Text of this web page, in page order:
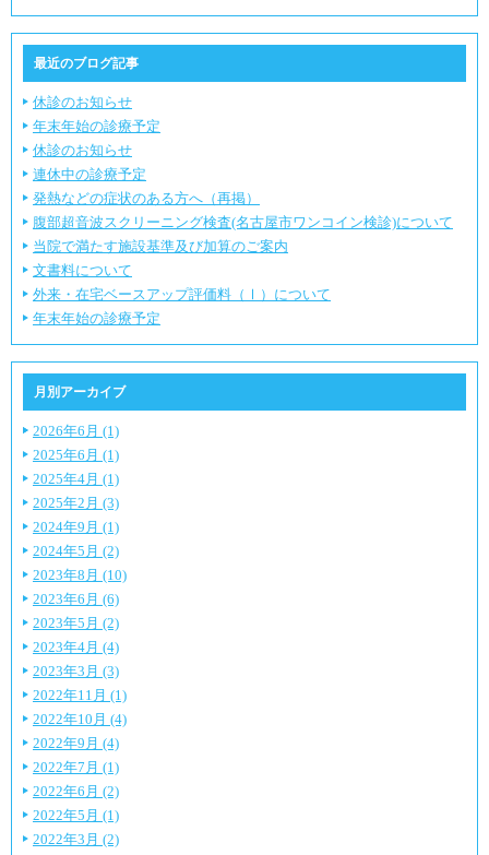
最近のブログ記事
休診のお知らせ
年末年始の診療予定
休診のお知らせ
連休中の診療予定
発熱などの症状のある方へ（再掲）
腹部超音波スクリーニング検査(名古屋市ワンコイン検診)について
当院で満たす施設基準及び加算のご案内
文書料について
外来・在宅ベースアップ評価料（Ⅰ）について
年末年始の診療予定
月別アーカイブ
2026年6月 (1)
2025年6月 (1)
2025年4月 (1)
2025年2月 (3)
2024年9月 (1)
2024年5月 (2)
2023年8月 (10)
2023年6月 (6)
2023年5月 (2)
2023年4月 (4)
2023年3月 (3)
2022年11月 (1)
2022年10月 (4)
2022年9月 (4)
2022年7月 (1)
2022年6月 (2)
2022年5月 (1)
2022年3月 (2)